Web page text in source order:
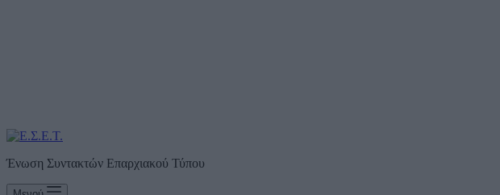
Ένωση Συντακτών Επαρχιακού Τύπου